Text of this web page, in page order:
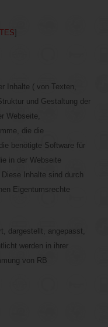
]
Inhalte ( von Texten,
und Gestaltung der
Webseite,
die die
benötigte Software für
in der Webseite
Inhalte sind durch
Eigentumsrechte
dargestellt, angepasst,
werden in ihrer
von RB